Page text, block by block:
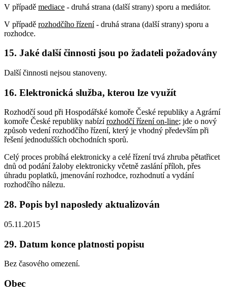
V případě mediace - druhá strana (další strany) sporu a mediátor.
V případě rozhodčího řízení- druhá strana (další strany) sporu a
rozhodce.
15. Jaké další činnosti jsou po žadateli požadovány
Další činnosti nejsou stanoveny.
16. Elektronická služba, kterou lze využít
Rozhodčí soud při Hospodářské komoře České republiky a Agrární
komoře České republiky nabízírozhodčí řízení on-line; jde o nový
způsob vedení rozhodčího řízení, který je vhodný především při
řešení jednodušších obchodních sporů.
Celý proces probíhá elektronicky a celé řízení trvá zhruba pětatřicet
dnů od podání žaloby elektronicky včetně zaslání příloh, přes
úhradu poplatků, jmenování rozhodce, rozhodnutí a vydání
rozhodčího nálezu.
28. Popis byl naposledy aktualizován
05.11.2015
29. Datum konce platnosti popisu
Bez časového omezení.
Obec